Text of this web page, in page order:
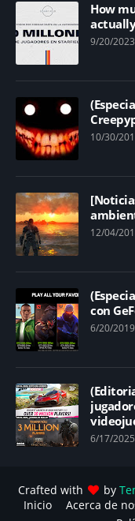
How
9/20/2023
10/30/
12/04/
con
6/20/2019
6/17/2025
Crafted with by
Inicio
Acerca de